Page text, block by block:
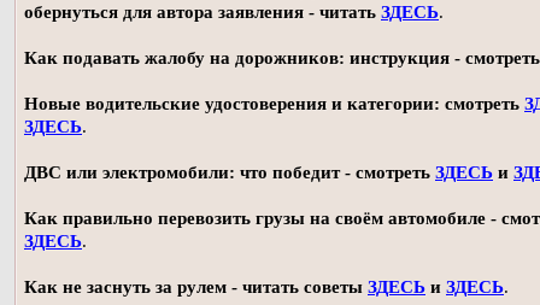
обернуться для автора заявления - читать ЗДЕСЬ.
Как подавать жалобу на дорожников: инструкция -
Новые водительские удостоверения и категории: смотреть
ЗДЕСЬ.
ДВС или электромобили: что победит - смотреть ЗДЕСЬ и
Как правильно перевозить грузы на своём автомобиле -
ЗДЕСЬ.
Как не заснуть за рулем - читать советы ЗДЕСЬ и ЗДЕСЬ.